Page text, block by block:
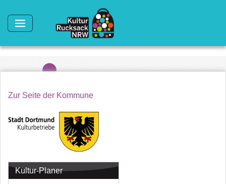
Zur Seite der Kommune
Kultur-Planer